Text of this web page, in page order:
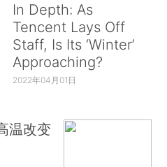
In Depth: As
Tencent Lays Off
Staff, Is Its ‘Winter’
Approaching?
2022年04月01日
温改变